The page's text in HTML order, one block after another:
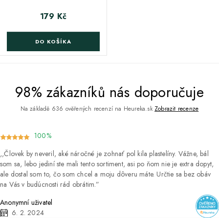
Cena
179 Kč
DO KOŠÍKA
98% zákazníků nás doporučuje
Na základě 636 ověřených recenzí na Heureka.sk Zobrazit recenze
100%
Človek by neveril, aké náročné je zohnať pol kila plastelíny. Vážne, bál
som sa, lebo jediní ste mali tento sortiment, asi po ňom nie je extra dopyt,
ale dostal som to, čo som chcel a moju dôveru máte. Určtie sa bez obáv
na Vás v budúcnosti rád obrátim.
Anonymní uživatel
6. 2. 2024